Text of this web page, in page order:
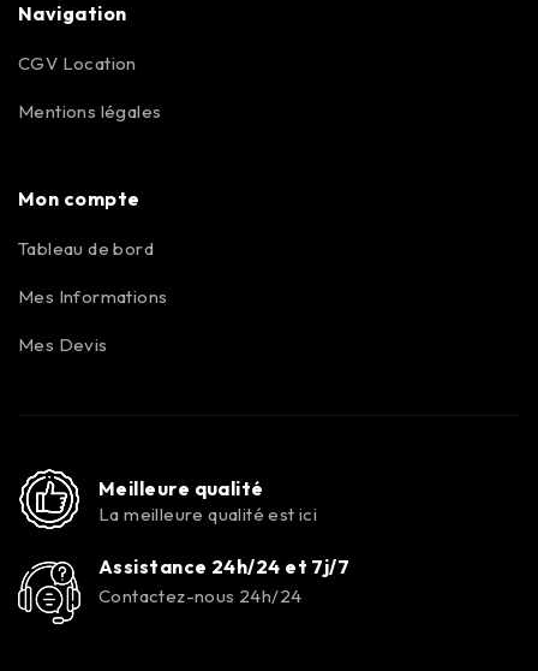
Navigation
CGV Location
Mentions légales
Mon compte
Tableau de bord
Mes Informations
Mes Devis
Meilleure qualité
La meilleure qualité est ici
Assistance 24h/24 et 7j/7
Contactez-nous 24h/24